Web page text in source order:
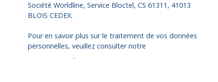
Société Worldline, Service Bloctel, CS 61311, 41013
BLOIS CEDEX.
Pour en savoir plus sur le traitement de vos données
personnelles, veuillez consulter notre
.